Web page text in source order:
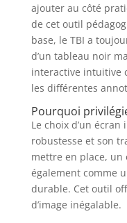
ajouter au côté
de cet outil
base, le TBI a
d’un tableau noir
interactive intuitive
les différentes
Pourquoi
Le choix d’un
robustesse et son
mettre en place,
également comme
durable. Cet outil
d’image inégalable.